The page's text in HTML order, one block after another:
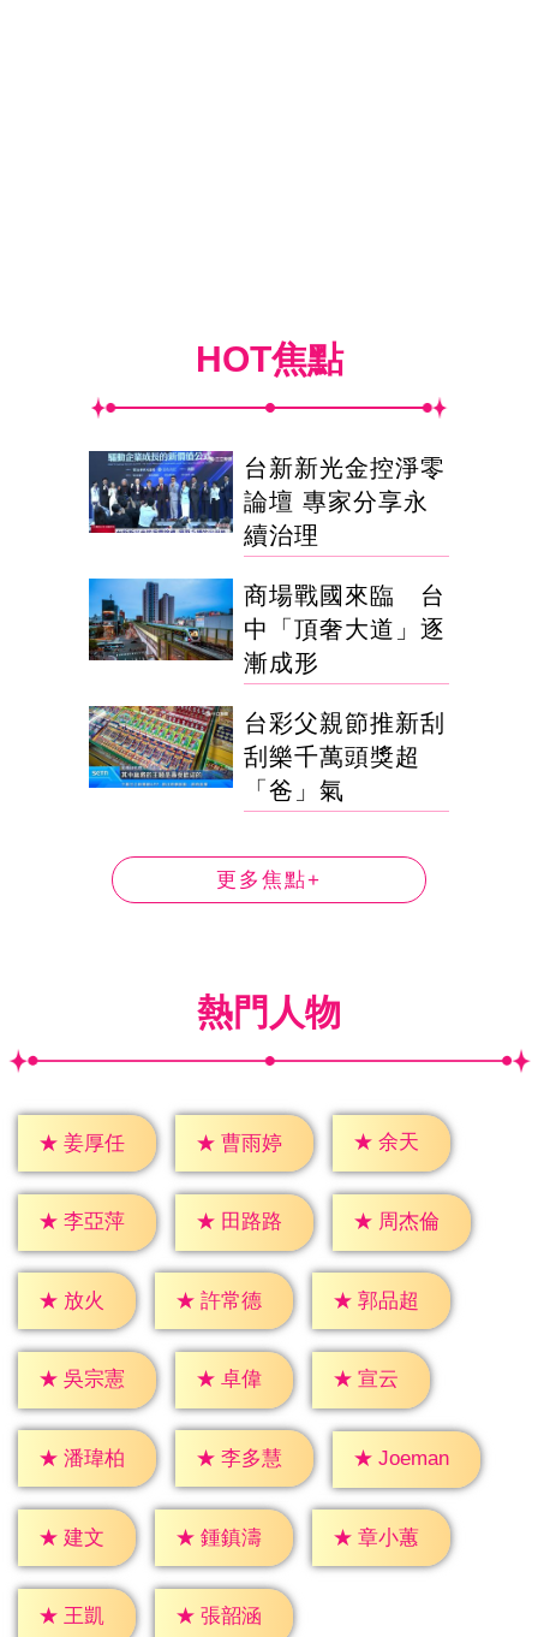
HOT焦點
台新新光金控淨零
論壇 專家分享永
續治理
商場戰國來臨 台
中「頂奢大道」逐
漸成形
台彩父親節推新刮
刮樂千萬頭獎超
「爸」氣
更多焦點+
熱門人物
★ 姜厚任 ★ 曹雨婷 ★ 余天
★ 李亞萍 ★ 田路路 ★ 周杰倫
★ 放火 ★ 許常德 ★ 郭品超
★ 吳宗憲 ★ 卓偉 ★ 宣云
★ 潘瑋柏 ★ 李多慧 ★ Joeman
★ 建文 ★ 鍾鎮濤 ★ 章小蕙
★ 王凱 ★ 張韶涵